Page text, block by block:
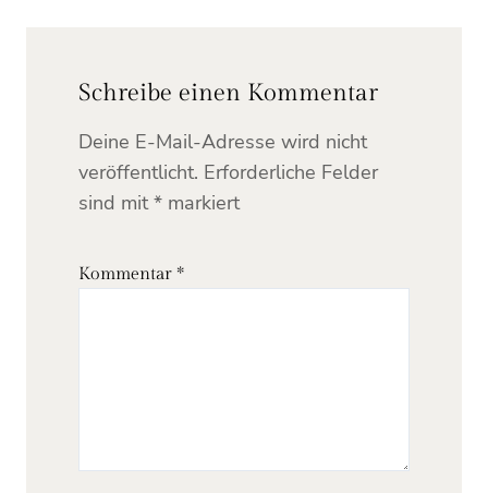
Schreibe einen Kommentar
Deine E-Mail-Adresse wird nicht
veröffentlicht. Erforderliche Felder
sind mit* markiert
Kommentar *